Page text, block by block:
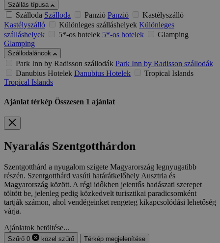
Szállás típusa
Szálloda Szálloda Panzió Panzió
Kastélyszálló
Kastélyszálló
Különleges szálláshelyek Különleges
szálláshelyek
5*-os hotelek 5*-os hotelek
Glamping
Glamping
Szállodaláncok
Park Inn by Radisson szállodák Park Inn by Radisson szállodák
Danubius Hotelek Danubius Hotelek
Tropical Islands
Tropical Islands
Ajánlat térkép Összesen 1 ajánlat
Nyaralás Szentgotthárdon
Szentgotthárd a nyugalom szigete Magyarország legnyugatibb
részén. Szentgotthárd vasúti határátkelőhely Ausztria és
Magyarország között. A régi időkben jelentős hadászati szerepet
töltött be, jelenleg pedig közkedvelt turisztikai paradicsomként
tartják számon, ahol vendégeinket rengeteg kikapcsolódási lehetőség
várja.
Ajánlatok betöltése...
Szűrő 0 közel szűrő
Térkép megjelenítése